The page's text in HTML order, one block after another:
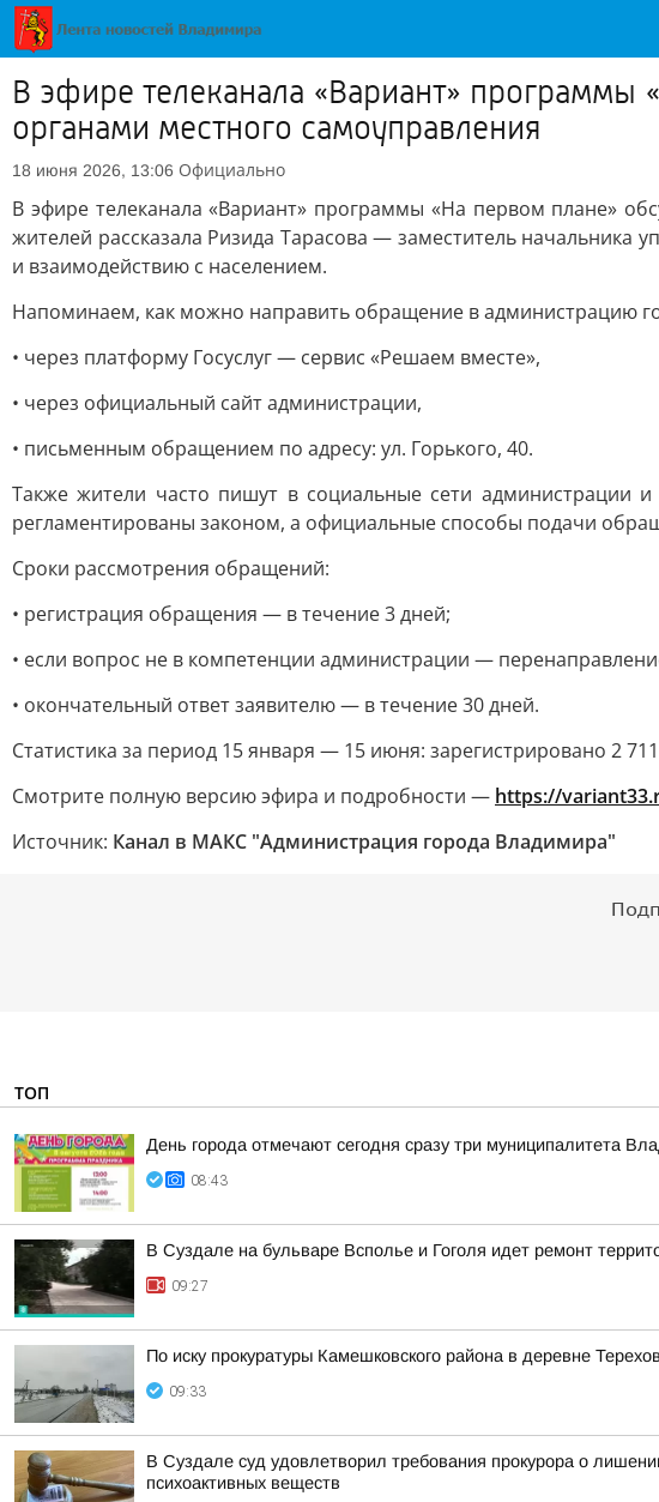
В эфире телеканала «Вариант» программы
органами местного самоуправления
18 июня 2026, 13:06 Официально
В эфире телеканала «Вариант» программы «На первом плане»
жителей рассказала Ризида Тарасова — заместитель начальника
и взаимодействию с населением.
Напоминаем, как можно направить обращение в администрацию
• через платформу Госуслуг — сервис «Решаем вместе»,
• через официальный сайт администрации,
• письменным обращением по адресу: ул. Горького, 40.
Также жители часто пишут в социальные сети администрации
регламентированы законом, а официальные способы подачи
Сроки рассмотрения обращений:
• регистрация обращения — в течение 3 дней;
• если вопрос не в компетенции администрации —
• окончательный ответ заявителю — в течение 30 дней.
Статистика за период 15 января — 15 июня: зарегистрировано 2
Смотрите полную версию эфира и подробности — https://
Источник: Канал в МАКС "Администрация города Владимира"
ТОП
День города отмечают сегодня сразу три муниципалитета
08:43
В Суздале на бульваре Всполье и Гоголя идет ремонт
09:27
По иску прокуратуры Камешковского района в деревне
09:33
В Суздале суд удовлетворил требования прокурора о
психоактивных веществ